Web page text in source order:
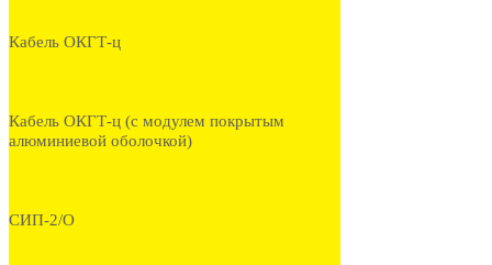
Кабель ОКГТ-ц
Кабель ОКГТ-ц (с модулем покрытым
алюминиевой оболочкой)
СИП-2/О